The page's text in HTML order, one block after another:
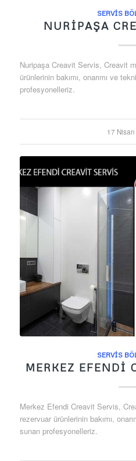
SERVIS
NURIPAŞA
Nuripaşa Creavit Servis, Creavit
ürünlerinin bakımı, onarımı ve
profesyonelleriz.
17
SERVIS
MERKEZ EFENDI
Merkez Efendi Creavit Servis,
rezervuar ürünlerinin bakımı,
sunan profesyonelleriz.